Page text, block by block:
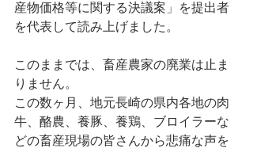
産物価格等に関する決議案」を提出者
を代表して読み上げました。
このままでは、畜産農家の廃業は止ま
りません。
この数ヶ月、地元長崎の県内各地の肉
牛、酪農、養豚、養鶏、ブロイラーな
どの畜産現場の皆さんから悲痛な声を